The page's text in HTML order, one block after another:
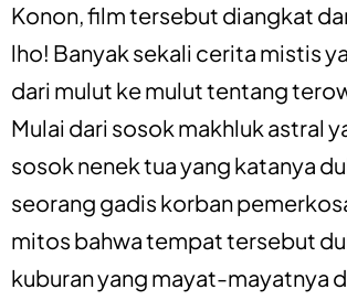
Konon, film tersebut diangkat
lho! Banyak sekali cerita mistis
dari mulut ke mulut tentang
Mulai dari sosok makhluk astral
sosok nenek tua yang katanya
seorang gadis korban
mitos bahwa tempat tersebut
kuburan yang mayat-mayatnya